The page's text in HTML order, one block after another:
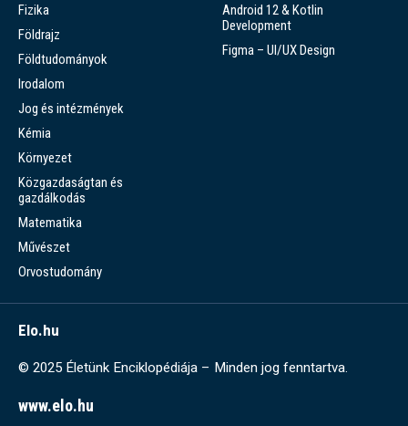
Fizika
Földrajz
Földtudományok
Irodalom
Jog és intézmények
Kémia
Környezet
Közgazdaságtan és
gazdálkodás
Matematika
Művészet
Orvostudomány
Android 12 & Kotlin
Development
Figma – UI/UX Design
Elo.hu
© 2025 Életünk Enciklopédiája – Minden jog fenntartva.
www.elo.hu